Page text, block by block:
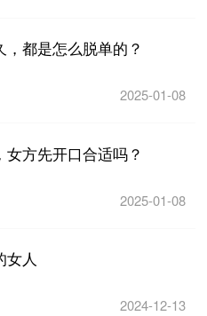
，都是怎么脱单的？
2025-01-08
女方先开口合适吗？
2025-01-08
女人
2024-12-13